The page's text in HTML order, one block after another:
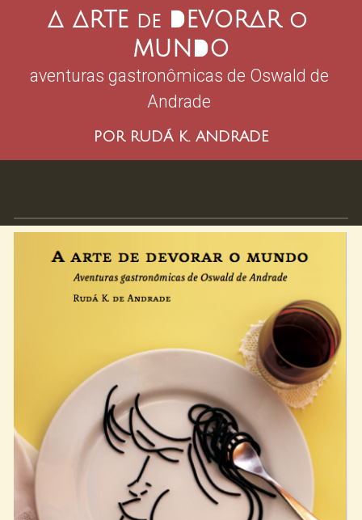
A A RTE DE D EVORA R O
MUN DO
aventuras gastronômicas de Oswald de
Andrade
POR RUDÁ K. ANDRADE